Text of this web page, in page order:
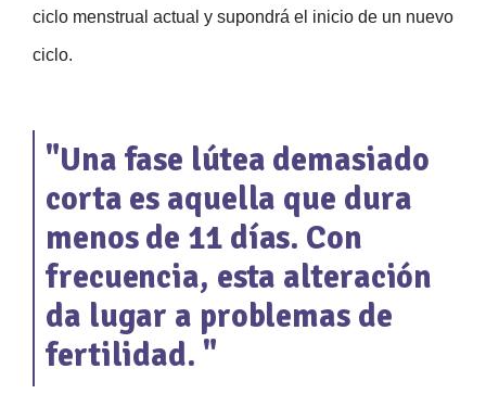
ciclo menstrual actual y supondrá el inicio de un nuevo
ciclo.
"Una fase lútea demasiado
corta es aquella que dura
menos de 11 días. Con
frecuencia, esta alteración
da lugar a problemas de
fertilidad. "